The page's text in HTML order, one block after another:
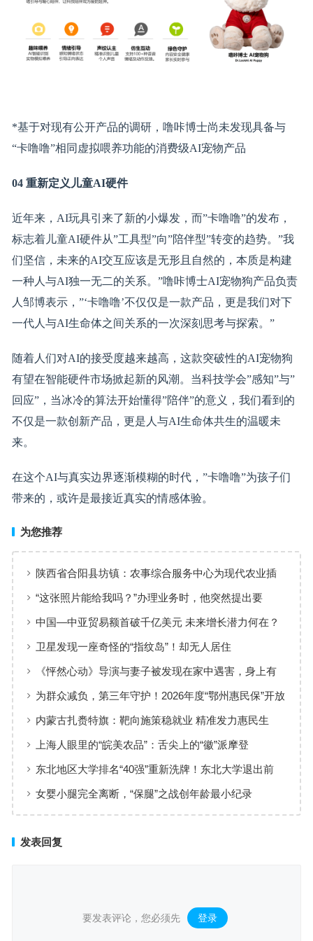
*基于对现有公开产品的调研，噜咔博士尚未发现具备与
“卡噜噜”相同虚拟喂养功能的消费级AI宠物产品
04 重新定义儿童AI硬件
近年来，AI玩具引来了新的小爆发，而”卡噜噜”的发布，
标志着儿童AI硬件从”工具型”向”陪伴型”转变的趋势。”我
们坚信，未来的AI交互应该是无形且自然的，本质是构建
一种人与AI独一无二的关系。”噜咔博士AI宠物狗产品负责
人邹博表示，”‘卡噜噜’不仅仅是一款产品，更是我们对下
一代人与AI生命体之间关系的一次深刻思考与探索。”
随着人们对AI的接受度越来越高，这款突破性的AI宠物狗
有望在智能硬件市场掀起新的风潮。当科技学会”感知”与”
回应”，当冰冷的算法开始懂得”陪伴”的意义，我们看到的
不仅是一款创新产品，更是人与AI生命体共生的温暖未
来。
在这个AI与真实边界逐渐模糊的时代，”卡噜噜”为孩子们
带来的，或许是最接近真实的情感体验。
为您推荐
陕西省合阳县坊镇：农事综合服务中心为现代农业插
上“金翅膀”
“这张照片能给我吗？”办理业务时，他突然提出要
求……
中国—中亚贸易额首破千亿美元 未来增长潜力何在？
卫星发现一座奇怪的“指纹岛”！却无人居住
《怦然心动》导演与妻子被发现在家中遇害，身上有
刀伤
为群众减负，第三年守护！2026年度“鄂州惠民保”开放
参保！
内蒙古扎赉特旗：靶向施策稳就业 精准发力惠民生
上海人眼里的“皖美农品”：舌尖上的“徽”派摩登
东北地区大学排名“40强”重新洗牌！东北大学退出前
三，中国医大进军前10
女婴小腿完全离断，“保腿”之战创年龄最小纪录
发表回复
要发表评论，您必须先 登录 。